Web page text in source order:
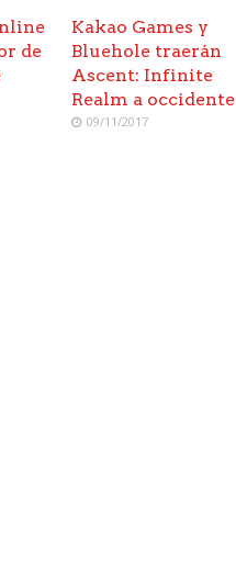
de
Kakao Games y
Bluehole traerán
Ascent: Infinite
Realm a occidente
09/11/2017